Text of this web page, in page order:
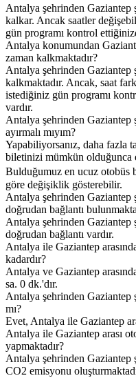
Antalya şehrinden Gaziantep
kalkar. Ancak saatler
gün programı kontrol
Antalya konumundan
zaman kalkmaktadır?
Antalya şehrinden Gaziantep
kalkmaktadır. Ancak, saat
istediğiniz gün programı
vardır.
Antalya şehrinden
ayırmalı mıyım?
Yapabiliyorsanız, daha fazla
biletinizi mümkün olduğunca
Bulduğumuz en ucuz otobüs
göre değişiklik gösterebilir.
Antalya şehrinden
doğrudan bağlantı
Antalya şehrinden Gaziantep
doğrudan bağlantı vardır.
Antalya ile Gaziantep
kadardır?
Antalya ve Gaziantep
sa. 0 dk.'dır.
Antalya şehrinden
mı?
Evet, Antalya ile Gaziantep
Antalya ile Gaziantep arası
yapmaktadır?
Antalya şehrinden
CO2 emisyonu